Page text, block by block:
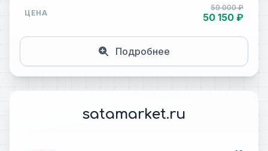
ЦЕНА
59 000 ₽
50 150 ₽
Подробнее
satamarket.ru